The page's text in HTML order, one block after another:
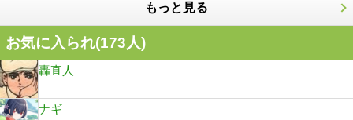
もっと見る
お気に入られ(173人)
轟直人
ナギ